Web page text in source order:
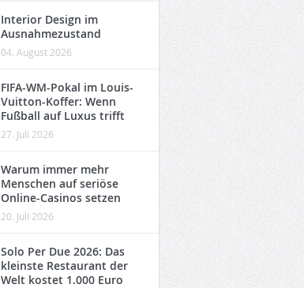
Interior Design im
Ausnahmezustand
04. August 2026
FIFA-WM-Pokal im Louis-
Vuitton-Koffer: Wenn
Fußball auf Luxus trifft
27. Juli 2026
Warum immer mehr
Menschen auf seriöse
Online-Casinos setzen
20. Juli 2026
Solo Per Due 2026: Das
kleinste Restaurant der
Welt kostet 1.000 Euro